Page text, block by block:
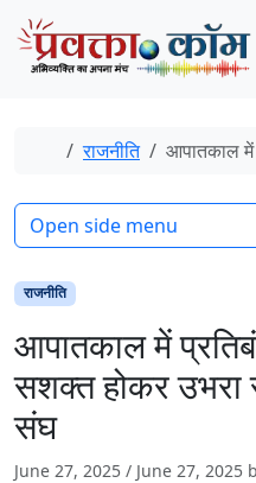
Skip to content
Skip to footer
Home
राजनीति आपातकाल में
राजनीति
आपातकाल में
सशक्त होकर उभरा
संघ
June 27, 2025 / June 27, 2025
Open side menu